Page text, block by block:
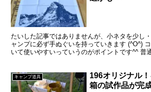
たいした記事ではありませんが、小ネタを少し
ャンプに必ず手ぬぐいを持っていきます (^O^)
いて使いやすいっていうのがポイントです^^ 普
キャンプ道具
196オリジナル
箱の試作品が完